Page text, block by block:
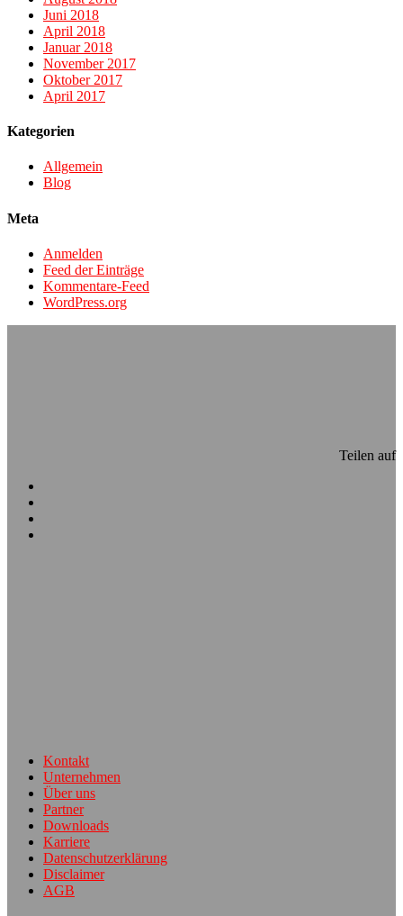
Juni 2018
April 2018
Januar 2018
November 2017
Oktober 2017
April 2017
Kategorien
Allgemein
Blog
Meta
Anmelden
Feed der Einträge
Kommentare-Feed
WordPress.org
Teilen auf
Kontakt
Unternehmen
Über uns
Partner
Downloads
Karriere
Datenschutzerklärung
Disclaimer
AGB